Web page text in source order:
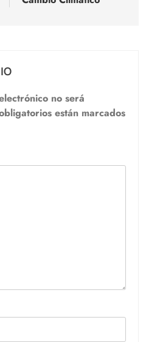
no será
están marcados